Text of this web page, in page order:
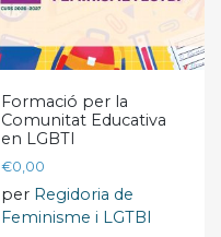
Formació per la
Comunitat Educativa
en LGBTI
€0,00
per Regidoria de
Feminisme i LGTBI